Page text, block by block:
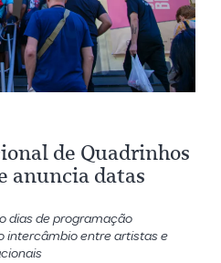
de Quadrinhos
anuncia datas
dias de programação
intercâmbio entre artistas e